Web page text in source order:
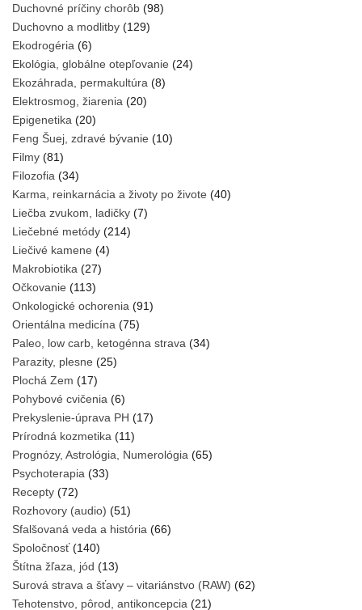
Duchovné príčiny chorôb (98)
Duchovno a modlitby (129)
Ekodrogéria (6)
Ekológia, globálne otepľovanie (24)
Ekozáhrada, permakultúra (8)
Elektrosmog, žiarenia (20)
Epigenetika (20)
Feng Šuej, zdravé bývanie (10)
Filmy (81)
Filozofia (34)
Karma, reinkarnácia a životy po živote (40)
Liečba zvukom, ladičky (7)
Liečebné metódy (214)
Liečivé kamene (4)
Makrobiotika (27)
Očkovanie (113)
Onkologické ochorenia (91)
Orientálna medicína (75)
Paleo, low carb, ketogénna strava (34)
Parazity, plesne (25)
Plochá Zem (17)
Pohybové cvičenia (6)
Prekyslenie-úprava PH (17)
Prírodná kozmetika (11)
Prognózy, Astrológia, Numerológia (65)
Psychoterapia (33)
Recepty (72)
Rozhovory (audio) (51)
Sfalšovaná veda a história (66)
Spoločnosť(140)
Štítna žľaza, jód (13)
Surová strava a šťavy – vitariánstvo (RAW) (62)
Tehotenstvo, pôrod, antikoncepcia (21)